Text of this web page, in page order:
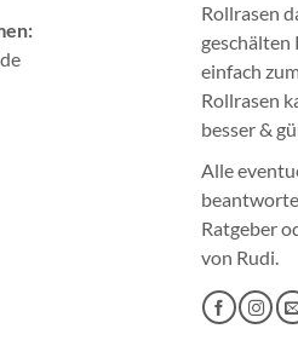
Rollrasen
geschälten
einfach
Rollrasen
besser &
Alle
Ratgeber
von Rudi.